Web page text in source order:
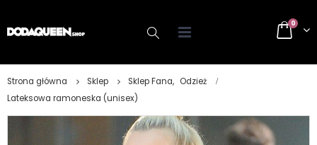
0
Strona główna Sklep Sklep Fana, Odzież
Lateksowa ramoneska (unisex)